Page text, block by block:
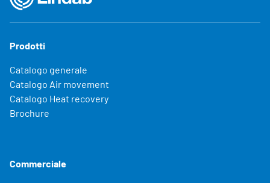
Prodotti
Catalogo generale
Catalogo Air movement
Catalogo Heat recovery
Brochure
Commerciale